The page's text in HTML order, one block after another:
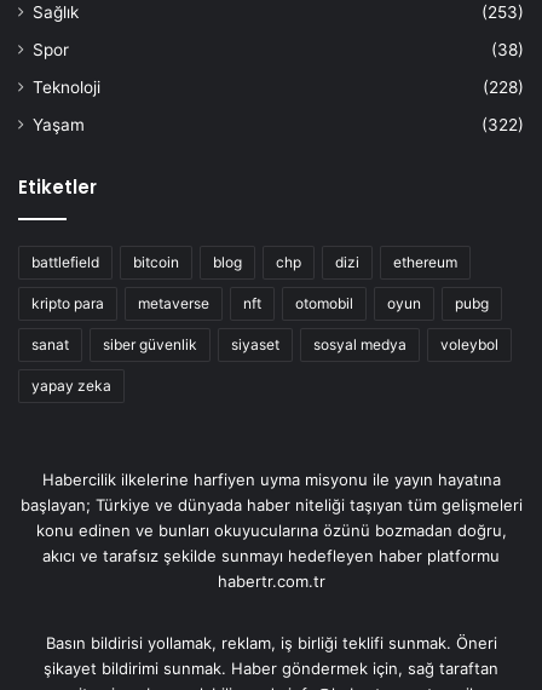
Sağlık
(253)
Spor
(38)
Teknoloji
(228)
Yaşam
(322)
Etiketler
battlefield bitcoin blog chp dizi ethereum
kripto para metaverse nft otomobil oyun pubg
sanat siber güvenlik siyaset sosyal medya voleybol
yapay zeka
Habercilik ilkelerine harfiyen uyma misyonu ile yayın hayatına
başlayan; Türkiye ve dünyada haber niteliği taşıyan tüm gelişmeleri
konu edinen ve bunları okuyucularına özünü bozmadan doğru,
akıcı ve tarafsız şekilde sunmayı hedefleyen haber platformu
habertr.com.tr
Basın bildirisi yollamak, reklam, iş birliği teklifi sunmak. Öneri
şikayet bildirimi sunmak. Haber göndermek için, sağ taraftan